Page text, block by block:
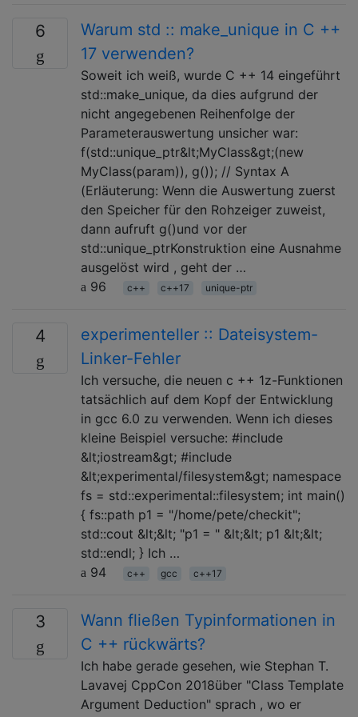
6
Warum std :: make_unique in C ++
17 verwenden?
Soweit ich weiß, wurde C ++ 14 eingeführt
std::make_unique, da dies aufgrund der
nicht angegebenen Reihenfolge der
Parameterauswertung unsicher war:
f(std::unique_ptr&lt;MyClass&gt;(new
MyClass(param)), g()); // Syntax A
(Erläuterung: Wenn die Auswertung zuerst
den Speicher für den Rohzeiger zuweist,
dann aufruft g()und vor der
std::unique_ptrKonstruktion eine Ausnahme
ausgelöst wird , geht der …
96
c++ c++17 unique-ptr
4
experimenteller :: Dateisystem-
Linker-Fehler
Ich versuche, die neuen c ++ 1z-Funktionen
tatsächlich auf dem Kopf der Entwicklung
in gcc 6.0 zu verwenden. Wenn ich dieses
kleine Beispiel versuche: #include
&lt;iostream&gt; #include
&lt;experimental/filesystem&gt; namespace
fs = std::experimental::filesystem; int main()
{ fs::path p1 = "/home/pete/checkit";
std::cout &lt;&lt; "p1 = " &lt;&lt; p1 &lt;&lt;
std::endl; } Ich …
94
c++ gcc c++17
3
Wann fließen Typinformationen in
C ++ rückwärts?
Ich habe gerade gesehen, wie Stephan T.
Lavavej CppCon 2018über "Class Template
Argument Deduction" sprach , wo er